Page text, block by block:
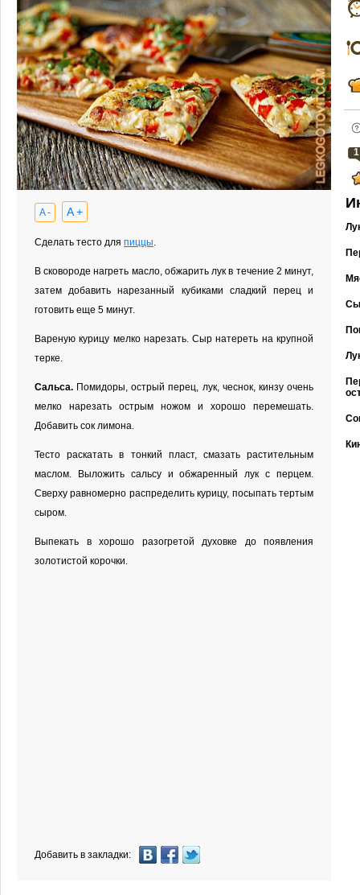
A - A +
Сделать тесто для пиццы.
В сковороде нагреть масло, обжарить лук в течение 2 минут,
затем добавить нарезанный кубиками сладкий перец и
готовить еще 5 минут.
Вареную курицу мелко нарезать. Сыр натереть на крупной
терке.
Сальса. Помидоры, острый перец, лук, чеснок, кинзу очень
мелко нарезать острым ножом и хорошо перемешать.
Добавить сок лимона.
Тесто раскатать в тонкий пласт, смазать растительным
маслом. Выложить сальсу и обжаренный лук с перцем.
Сверху равномерно распределить курицу, посыпать тертым
сыром.
Выпекать в хорошо разогретой духовке до появления
золотистой корочки.
Добавить в закладки:
1